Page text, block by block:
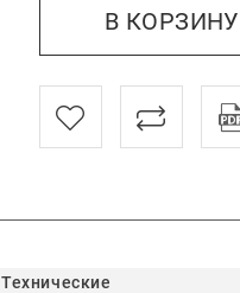
В КОРЗИНУ
Технические